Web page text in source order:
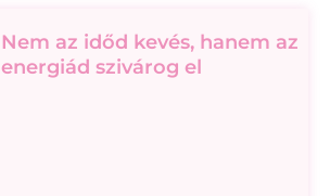
Nem az időd kevés, hanem az
energiád szivárog el